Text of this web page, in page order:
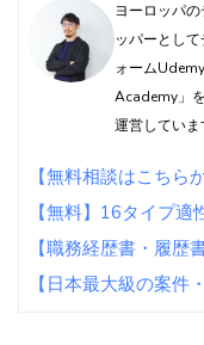
ヨーロッパ
ッパーとし
ォーム
Academy」
運営していま
【無料相談はこちらか
【無料】16タイプ適
【職務経歴書・履歴
【日本最大級の案件